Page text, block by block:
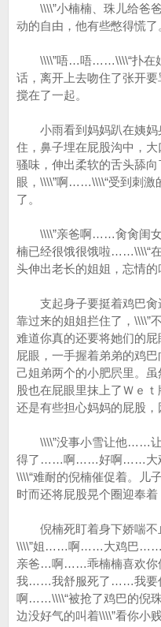
\\\\”小楠楠、珠儿给爸爸
动的自由，他有些憋得慌了
\\\\”唔…唔……\\\\“扑在姐
话，离开上去吻住了张开
搅在了一起。
小雨看到妈妈趴在姨妈
住，鼻子埋在屁股沟中，
骚味，伸出柔软的舌头舔
眼，\\\\”啊……\\\\“受到刺激
了。
\\\\”亲爸啊……肏肏闺
楠已经很饿很饿啦……\\\\“
头伸出老长的姐姐，忘情的
支起身子要挺着鸡巴肏
靠过来的姐姐拦住了，\\\\”
难道你真的还要将她们的
屁眼，一手握着弟弟的鸡
己姐弟两个的小肥屄里。
股也在屁眼里抹上了Ｗｅ
还是有些担心妈妈的屁股，
\\\\”没事小雪让他……让
得了……啊……好啊……大
\\\\“难耐的倪楠催促着。儿
时而还将屁股晃个圈迎奉着
倪楠死盯着身下娇喘不
\\\\”姐……啊……大鸡巴……
亲爸…啊……乖楠楠喜欢
我……我舒服死了……我要
啊……\\\\“被抢了鸡巴的倪
边没好气的叫着\\\\”看你小